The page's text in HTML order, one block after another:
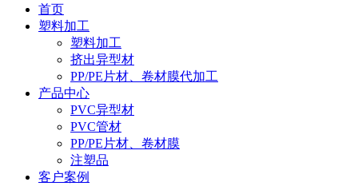
首页
塑料加工
塑料加工
挤出异型材
PP/PE片材、卷材膜代加工
产品中心
PVC异型材
PVC管材
PP/PE片材、卷材膜
注塑品
客户案例